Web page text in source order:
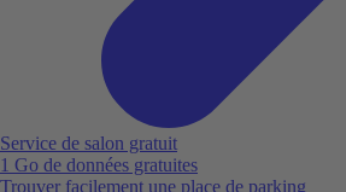
Service de salon gratuit
1 Go de données gratuites
Trouver facilement une place de parking